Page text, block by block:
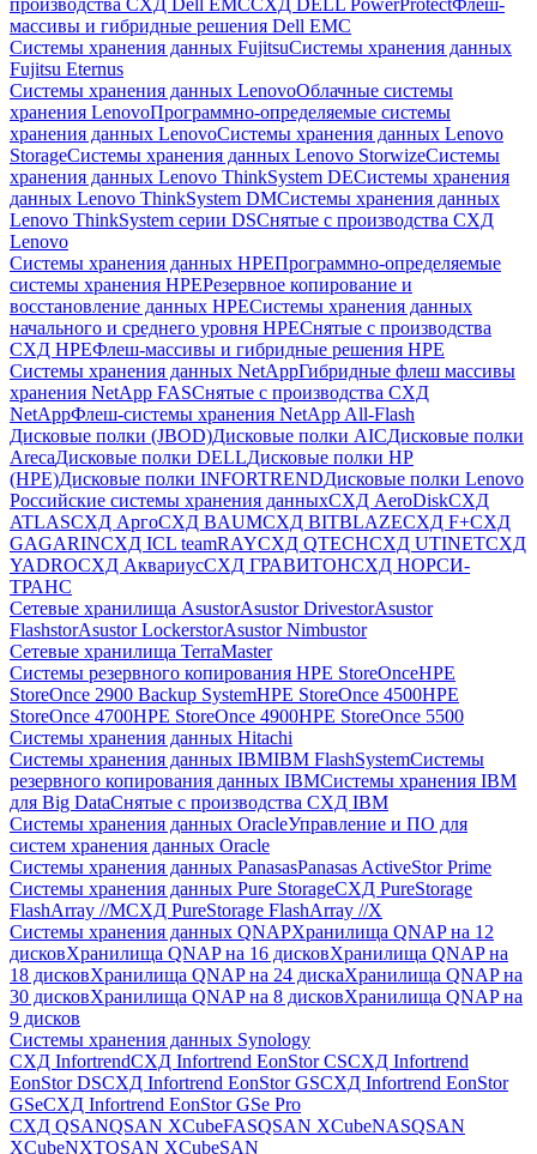
массивы и гибридные решения Dell EMC
Системы хранения данных FujitsuСистемы хранения данных
Fujitsu Eternus
Системы хранения данных LenovoОблачные системы
хранения LenovoПрограммно-определяемые системы
хранения данных LenovoСистемы хранения данных Lenovo
StorageСистемы хранения данных Lenovo StorwizeСистемы
хранения данных Lenovo ThinkSystem DEСистемы хранения
данных Lenovo ThinkSystem DMСистемы хранения данных
Lenovo ThinkSystem серии DSСнятые с производства СХД
Lenovo
Системы хранения данных HPEПрограммно-определяемые
системы хранения HPEРезервное копирование и
восстановление данных HPEСистемы хранения данных
начального и среднего уровня HPEСнятые с производства
СХД HPEФлеш-массивы и гибридные решения HPE
Cистемы хранения данных NetAppГибридные флеш массивы
хранения NetApp FASСнятые с производства СХД
NetAppФлеш-системы хранения NetApp All-Flash
Дисковые полки (JBOD)Дисковые полки AICДисковые полки
ArecaДисковые полки DELLДисковые полки HP
(HPE)Дисковые полки INFORTRENDДисковые полки Lenovo
Российские системы хранения данныхСХД AeroDiskСХД
ATLASСХД AргоСХД BAUMСХД BITBLAZEСХД F+СХД
GAGARINСХД ICL teamRAYСХД QTECHСХД UTINETСХД
YADROСХД АквариусСХД ГРАВИТОНСХД НОРСИ-
ТРАНС
Сетевые хранилища AsustorAsustor DrivestorAsustor
FlashstorAsustor LockerstorAsustor Nimbustor
Сетевые хранилища TerraMaster
Системы резервного копирования HPE StoreOnceHPE
StoreOnce 2900 Backup SystemHPE StoreOnce 4500HPE
StoreOnce 4700HPE StoreOnce 4900HPE StoreOnce 5500
Системы хранения данных Hitachi
Системы хранения данных IBMIBM FlashSystemСистемы
резервного копирования данных IBMСистемы хранения IBM
для Big DataСнятые с производства СХД IBM
Системы хранения данных OracleУправление и ПО для
систем хранения данных Oracle
Системы хранения данных PanasasPanasas ActiveStor Prime
Системы хранения данных Pure StorageСХД PureStorage
FlashArray //MСХД PureStorage FlashArray //X
Системы хранения данных QNAPХранилища QNAP на 12
дисковХранилища QNAP на 16 дисковХранилища QNAP на
18 дисковХранилища QNAP на 24 дискаХранилища QNAP на
30 дисковХранилища QNAP на 8 дисковХранилища QNAP на
9 дисков
Системы хранения данных Synology
СХД InfortrendСХД Infortrend EonStor CSСХД Infortrend
EonStor DSСХД Infortrend EonStor GSСХД Infortrend EonStor
GSeСХД Infortrend EonStor GSe Pro
СХД QSANQSAN XCubeFASQSAN XCubeNASQSAN
XCubeNXTQSAN XCubeSAN